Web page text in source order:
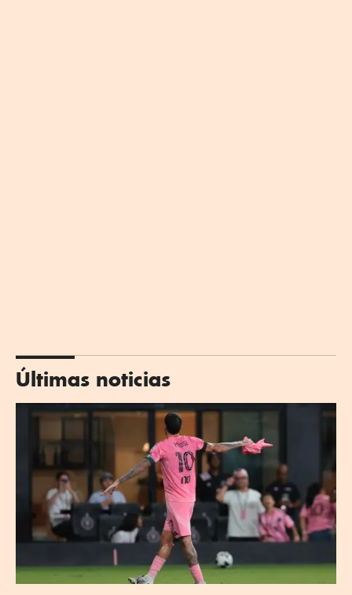
Últimas noticias